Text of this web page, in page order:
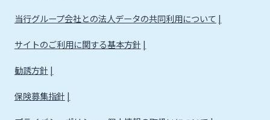
当行グループ会社との法人データの共同利用について
サイトのご利用に関する基本方針
勧誘方針
保険募集指針